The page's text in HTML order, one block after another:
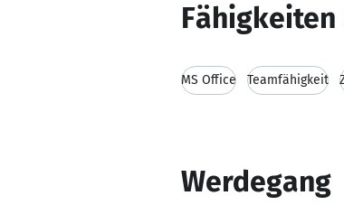
MS Office Teamfähigkeit
Werdegang